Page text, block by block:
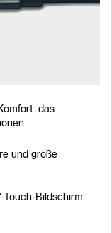
das
und große
Touch-Bildschirm